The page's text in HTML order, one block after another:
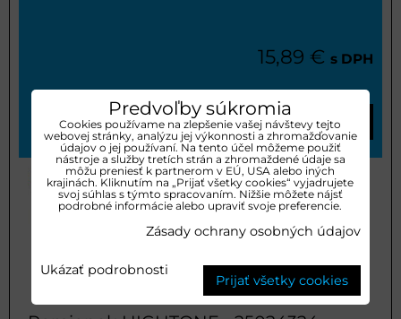
15,89 € s DPH
VYBERTE VARIANT
Predvoľby súkromia
Cookies používame na zlepšenie vašej návštevy tejto
webovej stránky, analýzu jej výkonnosti a zhromažďovanie
údajov o jej používaní. Na tento účel môžeme použiť
nástroje a služby tretích strán a zhromaždené údaje sa
môžu preniesť k partnerom v EÚ, USA alebo iných
krajinách. Kliknutím na „Prijať všetky cookies“ vyjadrujete
svoj súhlas s týmto spracovaním. Nižšie môžete nájsť
podrobné informácie alebo upraviť svoje preferencie.
Zásady ochrany osobných údajov
Ukázať podrobnosti
Prijať všetky cookies